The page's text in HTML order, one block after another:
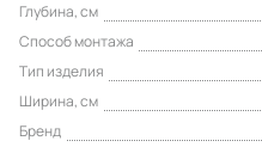
Глубина, см
Способ монтажа
Тип изделия
Ширина, см
Бренд